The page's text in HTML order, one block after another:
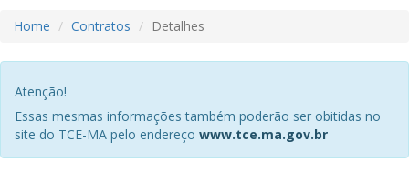
Home Contratos Detalhes
Atenção!
Essas mesmas informações também poderão ser obitidas no
site do TCE-MA pelo endereço www.tce.ma.gov.br